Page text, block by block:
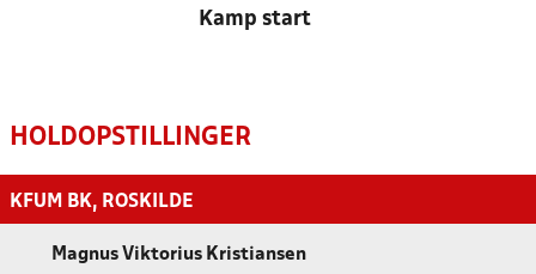
Kamp start
HOLDOPSTILLINGER
KFUM BK, ROSKILDE
Magnus Viktorius Kristiansen